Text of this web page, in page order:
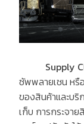
Supply
ซัพพลายเชน หรื
ของสินค้าและบ
เก็บ การกระจา